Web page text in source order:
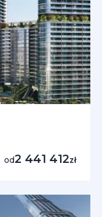
od2 441 412zł